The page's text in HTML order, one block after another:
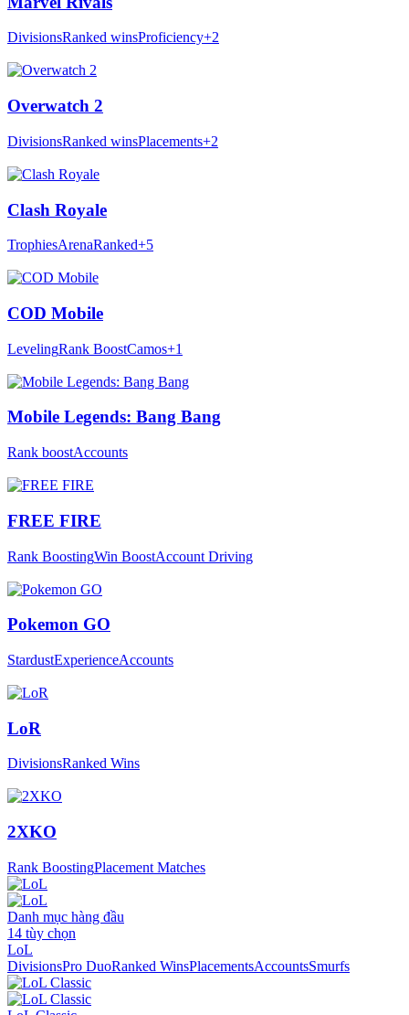
DivisionsRanked winsProficiency+2
Overwatch 2
DivisionsRanked winsPlacements+2
Clash Royale
TrophiesArenaRanked+5
COD Mobile
LevelingRank BoostCamos+1
Mobile Legends: Bang Bang
Rank boostAccounts
FREE FIRE
Rank BoostingWin BoostAccount Driving
Pokemon GO
StardustExperienceAccounts
LoR
DivisionsRanked Wins
2XKO
Rank BoostingPlacement Matches
Danh mục hàng đầu
14 tùy chọn
LoL
DivisionsPro DuoRanked WinsPlacementsAccountsSmurfs